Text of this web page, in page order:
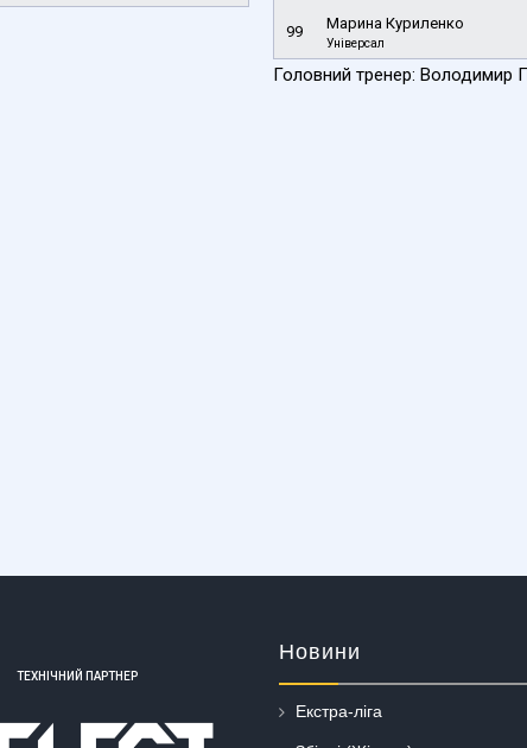
99 Марина Куриленко
Універсал
Головний тренер: Володимир
ТЕХНІЧНИЙ ПАРТНЕР
Новини
Екстра-ліга